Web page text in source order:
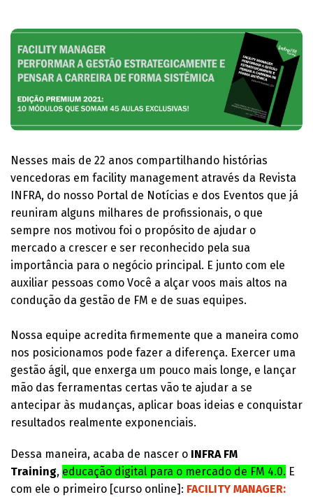
Nesses mais de 22 anos compartilhando histórias
vencedoras em facility management através da Revista
INFRA, do nosso Portal de Notícias e dos Eventos que já
reuniram alguns milhares de profissionais, o que
sempre nos motivou foi o propósito de ajudar o
mercado a crescer e ser reconhecido pela sua
importância para o negócio principal. E junto com ele
auxiliar pessoas como Você a alçar voos mais altos na
condução da gestão de FM e de suas equipes.
Nossa equipe acredita firmemente que a maneira como
nos posicionamos pode fazer a diferença. Exercer uma
gestão ágil, que enxerga um pouco mais longe, e lançar
mão das ferramentas certas vão te ajudar a se
antecipar às mudanças, aplicar boas ideias e conquistar
resultados realmente exponenciais.
Dessa maneira, acaba de nascer o INFRA FM
Training, educação digital para o mercado de FM 4.0. E
com ele o primeiro [curso online]: FACILITY MANAGER: